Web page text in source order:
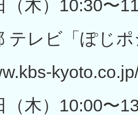
（木）10:30〜
テレビ「ぽじ
（木）10:00〜